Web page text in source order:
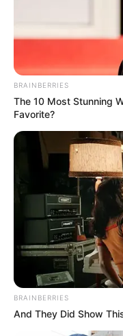
BRAINBERRIES
The 10 Most Stunning
Favorite?
BRAINBERRIES
And They Did Show